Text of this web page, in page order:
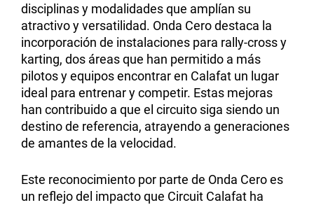
disciplinas y modalidades que amplían su
atractivo y versatilidad. Onda Cero destaca la
incorporación de instalaciones para rally-cross y
karting, dos áreas que han permitido a más
pilotos y equipos encontrar en Calafat un lugar
ideal para entrenar y competir. Estas mejoras
han contribuido a que el circuito siga siendo un
destino de referencia, atrayendo a generaciones
de amantes de la velocidad.
Este reconocimiento por parte de Onda Cero es
un reflejo del impacto que Circuit Calafat ha